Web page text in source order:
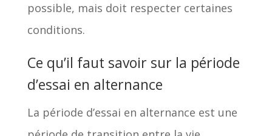
possible, mais doit respecter certaines
conditions.
Ce qu’il faut savoir sur la période
d’essai en alternance
La période d’essai en alternance est une